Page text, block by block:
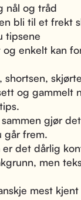
nål og tråd
bli til et frekt
tipsene
enkelt kan
shortsen,
og gammelt
gjør
går frem.
det dårlig
men
mest kjent